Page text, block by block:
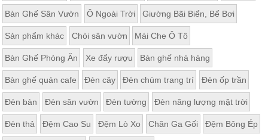
Bàn Ghế Sân Vườn Ô Ngoài Trời Giường Bãi Biển, Bể Bơi
Sản phẩm khác Chòi sân vườn Mái Che Ô Tô
Bàn Ghế Phòng Ăn Xe đẩy rượu Bàn ghế nhà hàng
Bàn ghế quán cafe Đèn cây Đèn chùm trang trí Đèn ốp trần
Đèn bàn Đèn sân vườn Đèn tường Đèn năng lượng mặt trời
Đèn thả Đệm Cao Su Đệm Lò Xo Chăn Ga Gối Đệm Bông Ép